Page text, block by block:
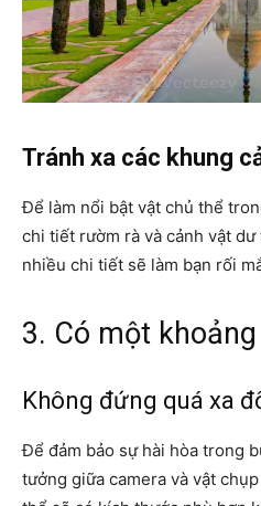
Tránh xa các khung
Để làm nổi bật vật chủ thể
chi tiết rườm rà và cảnh vật
nhiều chi tiết sẽ làm bạn rối
3. Có một
Không đứng quá xa
Để đảm bảo sự hài hòa trong
tưởng giữa camera và vật